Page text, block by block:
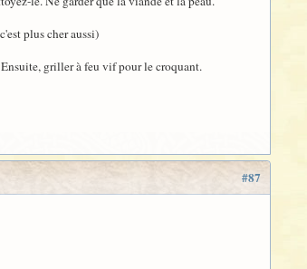
plus cher aussi)
griller à feu vif pour le croquant.
#87